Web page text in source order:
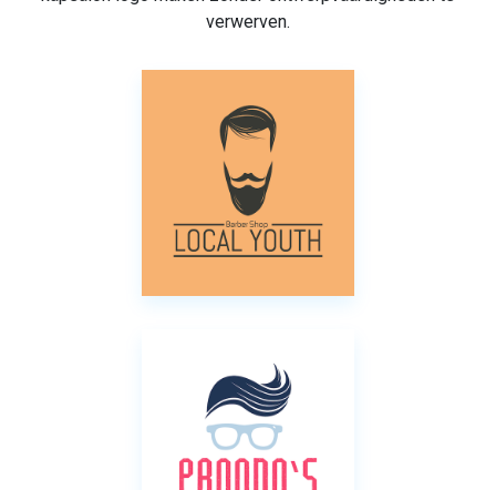
verwerven.